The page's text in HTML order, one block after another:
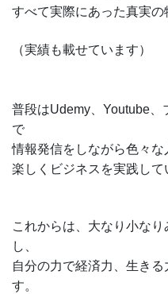
すべて実際にあった真実の
（実績も載せています）
普段はUdemy、Youtube、
で
情報発信をしながら色々な
楽しくビジネスを実践して
これからは、大なり小な
し、
自分の力で経済力、生き
す。